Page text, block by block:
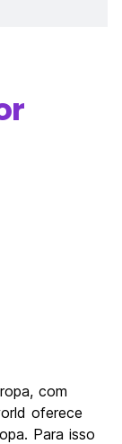
com
oferece
Para isso